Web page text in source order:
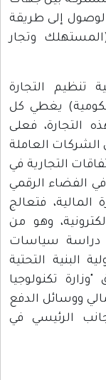
إلى طريقة
وتجار
تنظيم التجارة
يغطي كل
التجارة، فعلى
العاملة
التجارية في
الفضاء الرقمي
المالية، فتعالج
وهو من
دراسة سياسات
البنية التحتية
تكنولوجيا
ووسائل الدفع
الرئيسي في